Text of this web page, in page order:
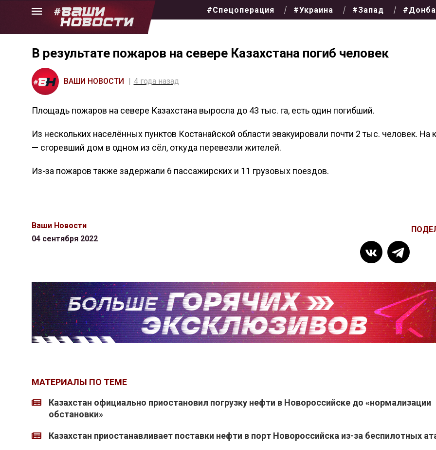
Skip
#Спецоперация #Украина #Запад
В результате пожаров на севере Казахстана погиб человек
ВАШИ НОВОСТИ 4 года назад
Площадь пожаров на севере Казахстана выросла до 43 тыс. га, есть один погибший.
Из нескольких населённых пунктов Костанайской области эвакуировали почти 2 тыс. человек. На
— сгоревший дом в одном из сёл, откуда перевезли жителей.
Из-за пожаров также задержали 6 пассажирских и 11 грузовых поездов.
Ваши Новости
04 сентября 2022
МАТЕРИАЛЫ ПО ТЕМЕ
Казахстан официально приостановил погрузку нефти в Новороссийске до «нормализации
обстановки»
Казахстан приостанавливает поставки нефти в порт Новороссийска из-за беспилотных